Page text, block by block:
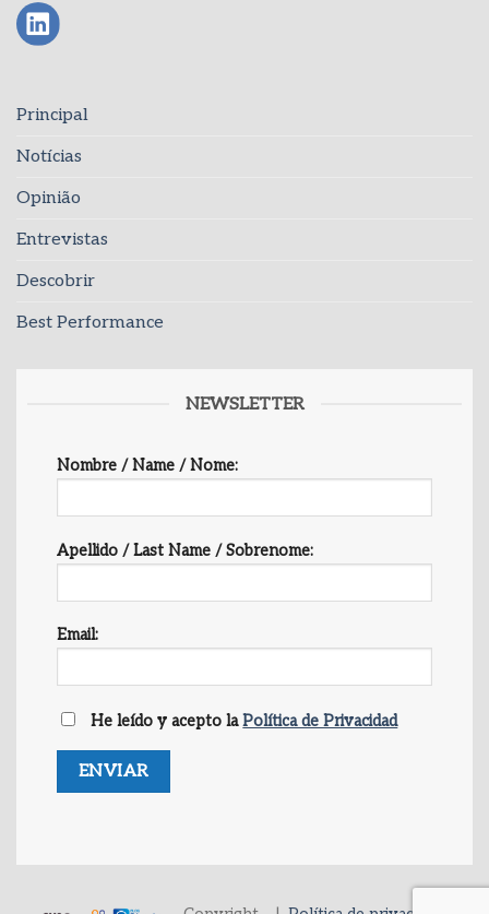
Principal
Notícias
Opinião
Entrevistas
Descobrir
Best Performance
NEWSLETTER
Nombre / Name / Nome:
Apellido / Last Name / Sobrenome:
Email:
He leído y acepto laPolítica de Privacidad